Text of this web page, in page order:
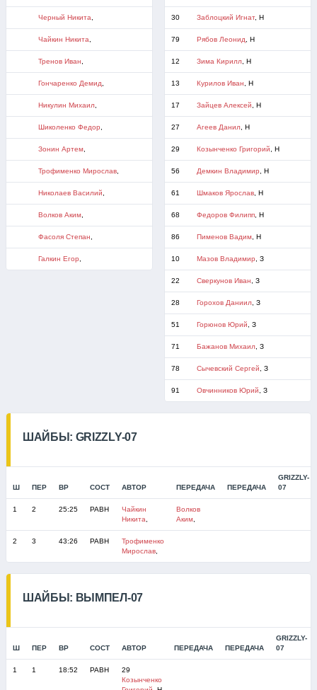
Черный Никита
Чайкин Никита
Тренов Иван
Гончаренко Демид
Никулин Михаил,
Шиколенко Федор
Зонин Артем,
Трофименко Мирослав,
Николаев Василий
Волков Аким,
Фасоля Степан
Галкин Егор
30 Заблоцкий Игнат, Н
79 Рябов Леонид , Н
12 Зима Кирилл, Н
13 Курилов Иван , Н
17 Зайцев Алексей , Н
27 Агеев Данил, Н
29 Козынченко Григорий , Н
56 Демкин Владимир , Н
61 Шмаков Ярослав, Н
68 Федоров Филипп, Н
86 Пименов Вадим, Н
10 Мазов Владимир , З
22 Сверкунов Иван , З
28 Горохов Даниил, З
51 Горюнов Юрий , З
71 Бажанов Михаил, З
78 Сычевский Сергей , З
91 Овчинников Юрий , З
ШАЙБЫ: GRIZZLY-07
Ш ПЕР ВР СОСТ АВТОР ПЕРЕДАЧА ПЕРЕДАЧА
GRIZZLY-
07
1 2 25:25 РАВН
Чайкин
Никита
Волков
Аким,
2 3 43:26 РАВН
Трофименко
Мирослав,
ШАЙБЫ: ВЫМПЕЛ-07
Ш ПЕР ВР СОСТ АВТОР ПЕРЕДАЧА ПЕРЕДАЧА
GRIZZLY-
07
1 1 18:52 РАВН
29
Козынченко